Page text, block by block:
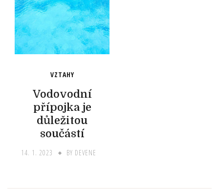
VZTAHY
Vodovodní
přípojka je
důležitou
součástí
14. 1. 2023 BY DEVENE